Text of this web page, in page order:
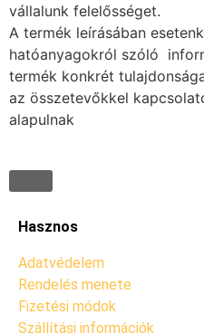
vállalunk felelősséget.
A termék leírásában
hatóanyagokról szóló
termék konkrét
az összetevőkkel
alapulnak
Hasznos
Adatvédelem
Rendelés menete
Fizetési módok
Szállítási információk